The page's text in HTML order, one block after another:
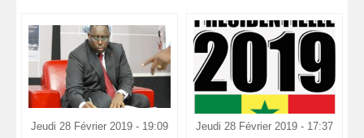
Jeudi 28 Février 2019 - 19:09 Jeudi 28 Février 2019 - 17:37